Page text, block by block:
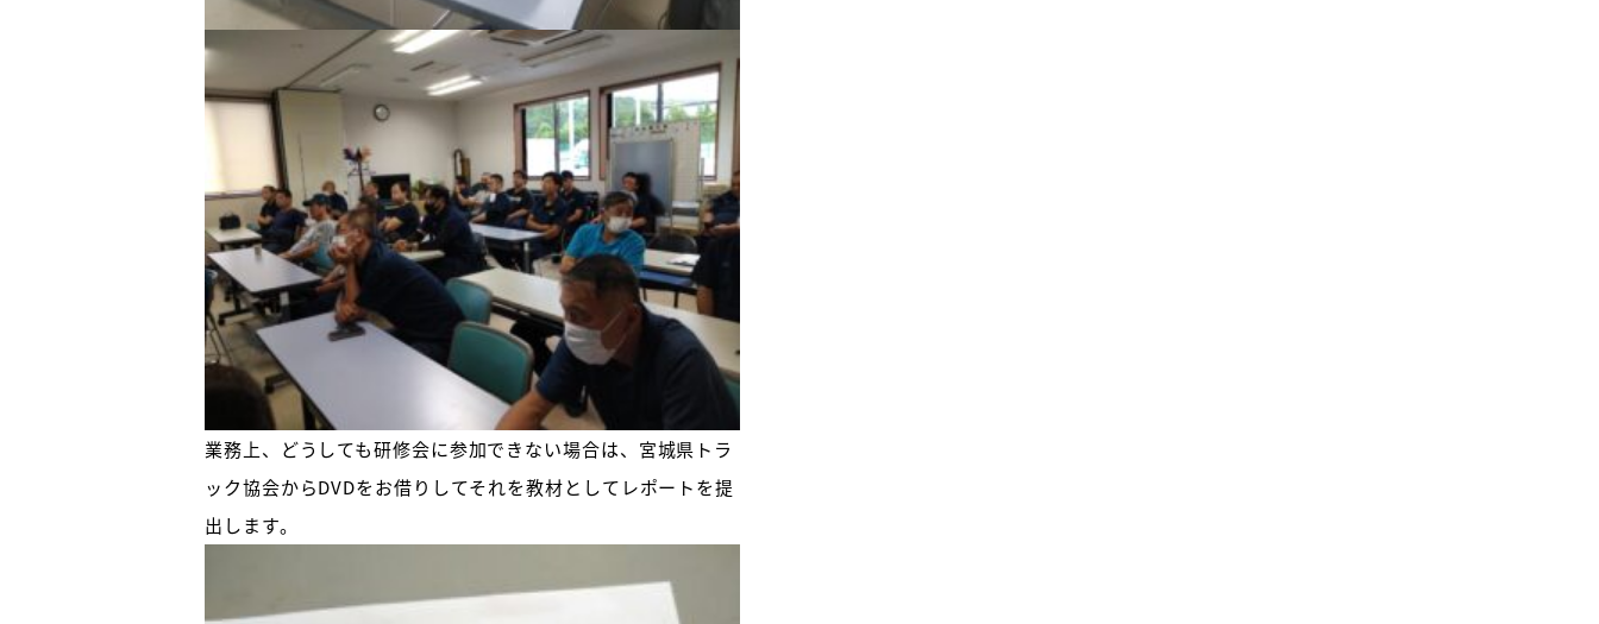
業務上、どうしても研修会に参加できない場合は、宮城県トラ
ック協会からDVDをお借りしてそれを教材としてレポートを提
出します。